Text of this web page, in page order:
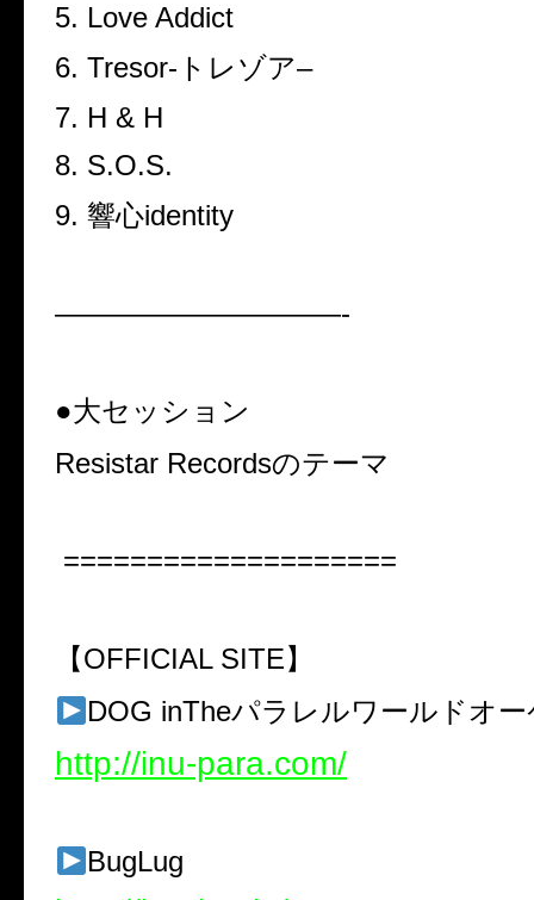
5. Love Addict
6. Tresor- トレゾア–
7. H & H
8. S.O.S.
9. 響心identity
——————————-
●大セッション
Resistar Recordsのテーマ
====================
【OFFICIAL SITE】
DOG inTheパラレルワールドオ
http://inu-para.com/
BugLug